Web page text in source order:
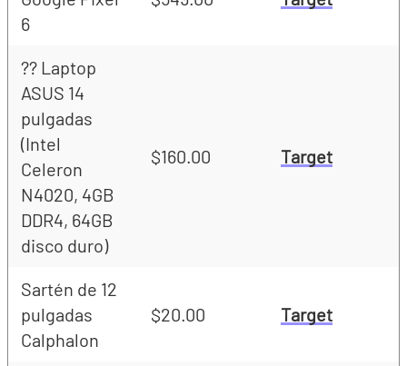
6
?? Laptop
ASUS 14
pulgadas
(Intel
Celeron
N4020, 4GB
DDR4, 64GB
disco duro)
$160.00 Target
Sartén de 12
pulgadas
Calphalon
$20.00 Target